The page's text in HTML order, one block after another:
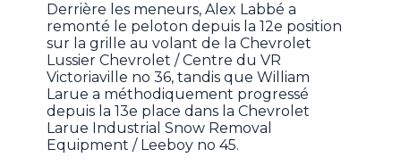
Derrière les meneurs, Alex Labbé a
remonté le peloton depuis la 12e position
sur la grille au volant de la Chevrolet
Lussier Chevrolet / Centre du VR
Victoriaville no 36, tandis que William
Larue a méthodiquement progressé
depuis la 13e place dans la Chevrolet
Larue Industrial Snow Removal
Equipment / Leeboy no 45.